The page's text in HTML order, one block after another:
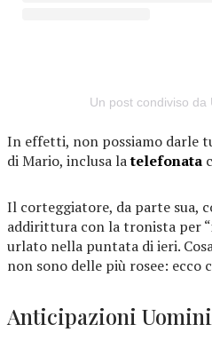
Un post condiviso
In effetti, non possiamo darle
di Mario, inclusa latelefonata
Il corteggiatore, da parte sua,
addirittura con la tronista per
urlato nella puntata di ieri.
non sono delle più rosee: ecco
Anticipazioni